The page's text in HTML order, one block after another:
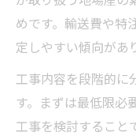
めです。輸送費や特
定しやすい傾向があ
工事内容を段階的に
す。まずは最低限必
工事を検討すること